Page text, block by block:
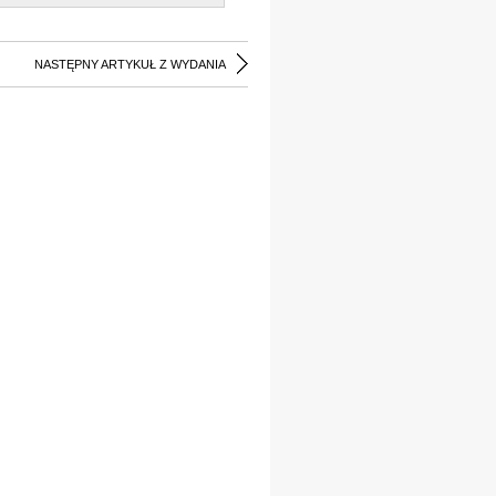
NASTĘPNY ARTYKUŁ Z WYDANIA